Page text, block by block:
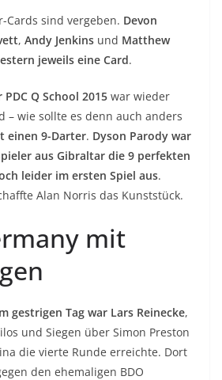
Cards sind vergeben. Devon
, Andy Jenkins und Matthew
jeweils eine Card.
Q School 2015 war wieder
– wie sollte es denn auch anders
einen 9-Darter. Dyson Parody war
aus Gibraltar die 9 perfekten
leider im ersten Spiel aus.
Alan Norris das Kunststück.
mit
gestrigen Tag war Lars Reinecke,
und Siegen über Simon Preston
die vierte Runde erreichte. Dort
den ehemaligen BDO